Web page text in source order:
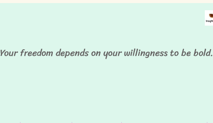
Your freedom depends on your willingness to be bold.